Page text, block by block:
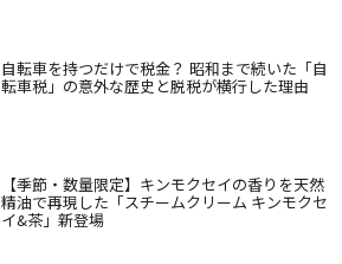
自転車を持つだけで税金？ 昭和まで続いた「自
転車税」の意外な歴史と脱税が横行した理由
【季節・数量限定】キンモクセイの香りを天然
精油で再現した「スチームクリーム キンモクセ
イ&茶」新登場